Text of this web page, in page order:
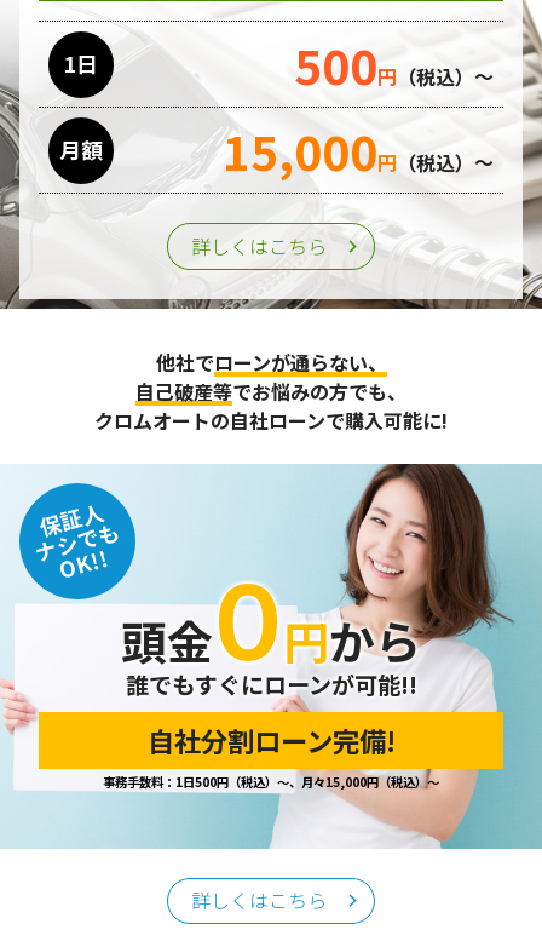
委託先の管理･監督
利用目的の遂行のために業務を委託する場合、個人情報の取
り扱いに関する委託先の適正な管理・監督をおこないます。
第三者への提供
個人情報は、ご本人の同意を得た場合または法令の定めがあ
る場合を除き、第三者に提供することはいたしません。
失、破壊、改ざん及び漏えいなどに対する予防ならびに是正
に努め、合理的な安全対策を講じます。
また、個人情報保護に関する法令およびその他の規範を遵守
するとともに、この方針に基づく個人情報保護規程や体制を
定め、その内容を継続的に見直し、改善に努めます。
個人情報の訂正･削除・開示
ご本人から、登録されている個人情報について訂正・削除・
開示の請求があった場合は、迅速に対応いたします。
当ホームページが保有する個人情報の取り扱い、および訂
正・削除・開示等に関するお問い合わせ先は、以下の通りで
個人情報保護担当窓口
当社の「個人情報の取扱い」に関するお問い合わせは、下記
クロムオート
〒002-0865 札幌市北区屯田町740
TEL／011-790-7766FAX／011-790-6818
E-mail：info@chromeauto.co.jp
1日 500円 （税込）～
月額 15,000円 （税込）～
詳しくはこちら
他社でローンが通らない、
自己破産等でお悩みの方でも、
クロムオートの自社ローンで購入可能に!
保証人
ナシでも
OK!!
頭金０円から
誰でもすぐにローンが可能!!
自社分割ローン完備!
事務手数料：1日500円（税込）～、月々15,000円（税込）～
詳しくはこちら